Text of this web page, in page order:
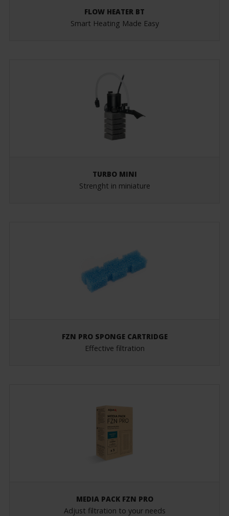
FLOW HEATER BT
Smart Heating Made Easy
TURBO MINI
Strenght in miniature
FZN PRO SPONGE CARTRIDGE
Effective filtration
MEDIA PACK FZN PRO
Adjust filtration to your needs